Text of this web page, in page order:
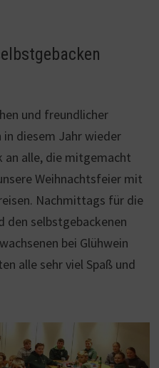
und freundlicher
diesem Jahr wieder
an alle, die mitgemacht
Weihnachtsfeier mit
Nachmittags für die
den selbstgebackenen
bei Glühwein
alle sehr viel Spaß und